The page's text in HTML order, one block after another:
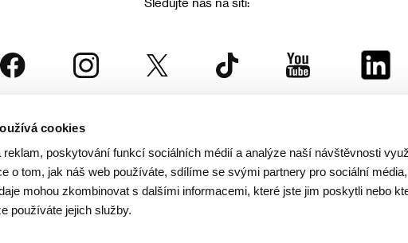
cookies
reklam, poskytování funkcí sociálních médií a analýze naší návštěvnosti
o tom, jak náš web používáte, sdílíme se svými partnery pro sociální
mohou zkombinovat s dalšími informacemi, které jste jim poskytli nebo
používáte jejich služby.
je součástí rodiny KVIFF Group, která zastřešuje i další projekty: